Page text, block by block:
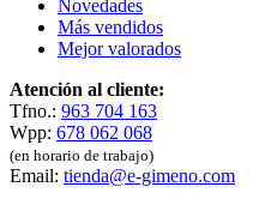
Novedades
Más vendidos
Mejor valorados
Atención al cliente:
Tfno.: 963 704 163
Wpp: 678 062 068
(en horario de trabajo)
Email: tienda@e-gimeno.com